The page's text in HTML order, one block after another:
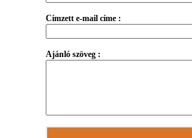
Címzett e-mail címe :
Ajánló szöveg :